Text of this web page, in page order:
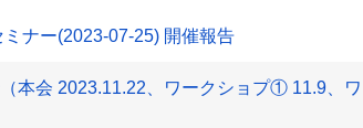
ナー(2023-07-25) 開催報告
本会 2023.11.22、ワークショプ① 11.9、ワ